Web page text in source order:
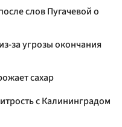
слов Пугачевой о
за угрозы окончания
сахар
с Калининградом